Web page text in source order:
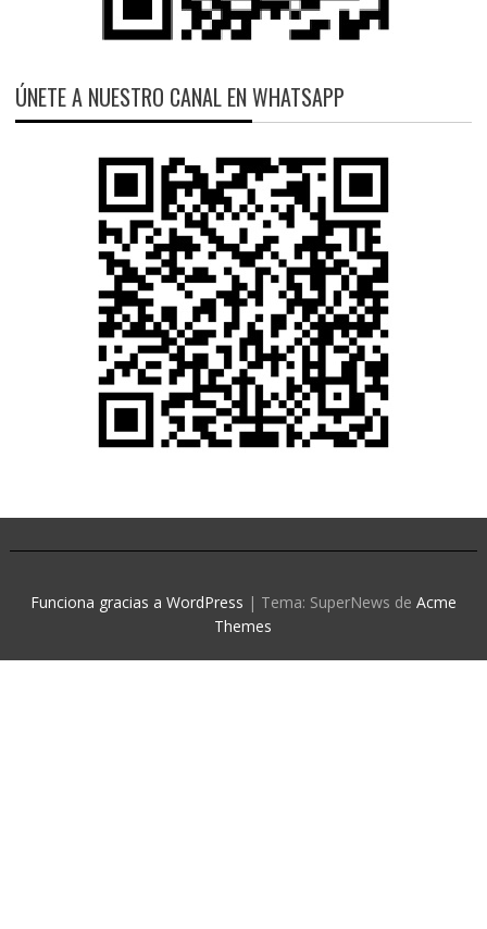
ÚNETE A NUESTRO CANAL EN WHATSAPP
Funciona gracias a WordPress | Tema: SuperNews de Acme
Themes